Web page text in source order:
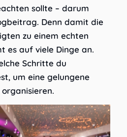
sollte – darum
Denn damit die
zu einem echten
es auf viele Dinge an.
Schritte du
um eine gelungene